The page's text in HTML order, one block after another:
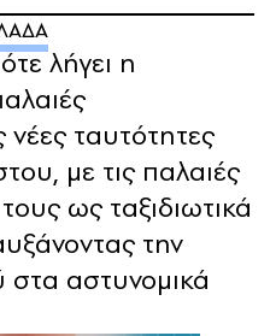
λήγει η
νέες ταυτότητες
με τις παλαιές
ως ταξιδιωτικά
την
στα αστυνομικά